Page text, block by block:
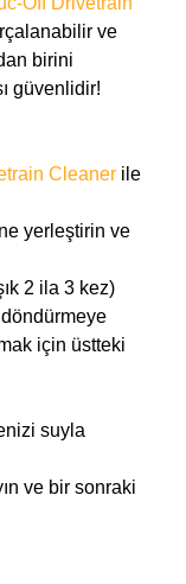
ve
birini
güvenlidir!
Cleaner ile
yerleştirin ve
2 ila 3 kez)
için üstteki
suyla
ve bir sonraki